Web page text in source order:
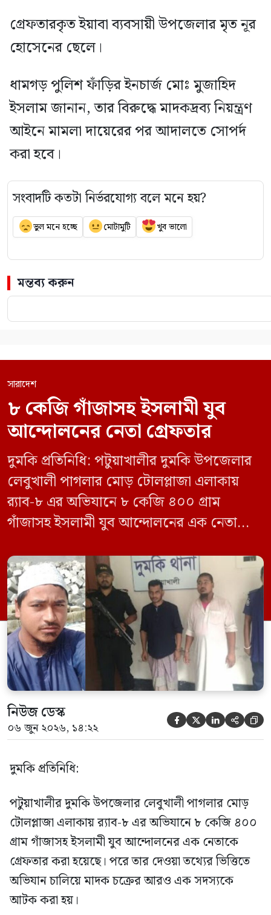
গ্রেফতারকৃত ইয়াবা ব্যবসায়ী উপজেলার মৃত নূর
হোসেনের ছেলে।
ধামগড় পুলিশ ফাঁড়ির ইনচার্জ মোঃ মুজাহিদ
ইসলাম জানান, তার বিরুদ্ধে মাদকদ্রব্য নিয়ন্ত্রণ
আইনে মামলা দায়েরের পর আদালতে সোপর্দ
করা হবে।
সংবাদটি কতটা নির্ভরযোগ্য বলে মনে হয়?
ভুল মনে হচ্ছে মোটামুটি খুব ভালো
মন্তব্য করুন
সারাদেশ
৮ কেজি গাঁজাসহ ইসলামী যুব
আন্দোলনের নেতা গ্রেফতার
দুমকি প্রতিনিধি: পটুয়াখালীর দুমকি উপজেলার
লেবুখালী পাগলার মোড় টোলপ্লাজা এলাকায়
র‍্যাব-৮ এর অভিযানে ৮ কেজি ৪০০ গ্রাম
গাঁজাসহ ইসলামী যুব আন্দোলনের এক নেতাকে
ভিত্তিতে অভিযান চালিয়ে মাদক চক্রের আরও
এক সদস্যকে আটক করা হয়। র‍্যাব ও পুলিশ
সূত্রে জানা গেছে, শুক্রবার গোপন সংবাদের
ভিত্তিতে র‍্যাব-৮, সিপিসি-১ পটুয়াখালী ক্যাম্পের
[…]
নিউজ ডেস্ক
০৬ জুন ২০২৬, ১৪:২২     
দুমকি প্রতিনিধি:
পটুয়াখালীর দুমকি উপজেলার লেবুখালী পাগলার মোড়
টোলপ্লাজা এলাকায় র‍্যাব-৮ এর অভিযানে ৮ কেজি ৪০০
গ্রাম গাঁজাসহ ইসলামী যুব আন্দোলনের এক নেতাকে
গ্রেফতার করা হয়েছে। পরে তার দেওয়া তথ্যের ভিত্তিতে
অভিযান চালিয়ে মাদক চক্রের আরও এক সদস্যকে
আটক করা হয়।